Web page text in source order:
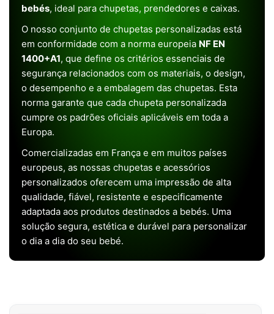
bebés, ideal para chupetas, prendedores e caixas.
O nosso conjunto de chupetas personalizadas está
em conformidade com a norma europeia NF EN
1400+A1, que define os critérios essenciais de
segurança relacionados com os materiais, o design,
o desempenho e a embalagem das chupetas. Esta
norma garante que cada chupeta personalizada
cumpre os padrões oficiais aplicáveis em toda a
Europa.
Comercializadas em França e em muitos países
europeus, as nossas chupetas e acessórios
personalizados oferecem uma impressão de alta
qualidade, fiável, resistente e especificamente
adaptada aos produtos destinados a bebés. Uma
solução segura, estética e durável para personalizar
o dia a dia do seu bebé.